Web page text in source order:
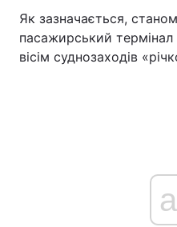
Як зазначається,
пасажирський
вісім суднозаходів